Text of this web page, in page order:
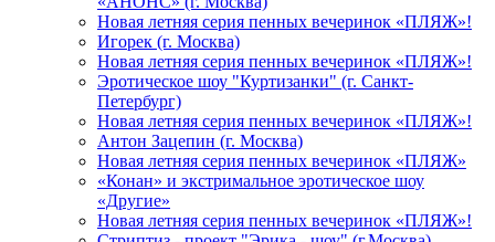
Новая летняя серия пенных вечеринок «ПЛЯЖ»!
Игорек (г. Москва)
Новая летняя серия пенных вечеринок «ПЛЯЖ»!
Эротическое шоу "Куртизанки" (г. Санкт-
Петербург)
Новая летняя серия пенных вечеринок «ПЛЯЖ»!
Антон Зацепин (г. Москва)
Новая летняя серия пенных вечеринок «ПЛЯЖ»
«Конан» и экстримальное эротическое шоу
«Другие»
Новая летняя серия пенных вечеринок «ПЛЯЖ»!